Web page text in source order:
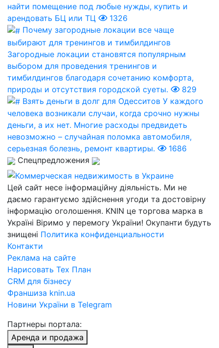
найти помещение под любые нужды, купить и
арендовать БЦ или ТЦ
1326
Почему загородные локации все чаще
выбирают для тренингов и тимбилдингов
Загородные локации становятся популярным
выбором для проведения тренингов и
тимбилдингов благодаря сочетанию комфорта,
природы и отсутствия городской суеты.
829
Взять деньги в долг для Одесситов У каждого
человека возникали случаи, когда срочно нужны
деньги, а их нет. Многие расходы предвидеть
невозможно – случайная поломка автомобиля,
серьезная болезнь, ремонт квартиры.
1686
Спецпредложения
Цей сайт несе інформаційну діяльність. Ми не
даємо гарантуємо здійснення угоди та достовірну
інформацію оголошення. KNIN це торгова марка в
Україні Віримо у перемогу України! Окупанти будуть
знищені Политика конфиденциальности
Контакти
Реклама на сайте
Нарисовать Тех План
CRM для бізнесу
Франшиза knin.ua
Новини України в Telegram
Партнеры портала:
Аренда и продажа